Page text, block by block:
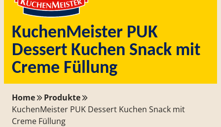
KuchenMeister PUK
Dessert Kuchen Snack mit
Creme Füllung
Home
Produkte
KuchenMeister PUK Dessert Kuchen Snack mit
Creme Füllung